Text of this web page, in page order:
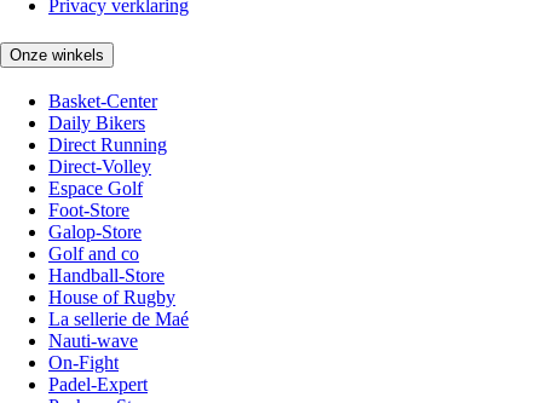
Privacy verklaring
Onze winkels
Basket-Center
Daily Bikers
Direct Running
Direct-Volley
Espace Golf
Foot-Store
Galop-Store
Golf and co
Handball-Store
House of Rugby
La sellerie de Maé
Nauti-wave
On-Fight
Padel-Expert